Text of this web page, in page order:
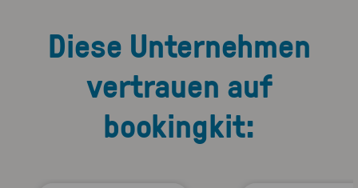
Diese Unternehmen
vertrauen auf
bookingkit: